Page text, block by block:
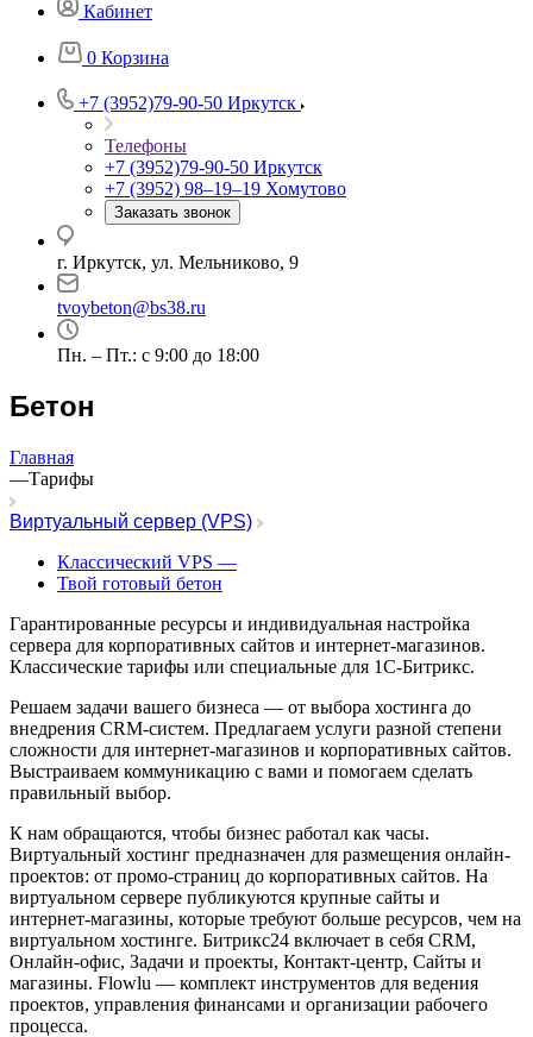
Кабинет
0 Корзина
+7 (3952)79-90-50 Иркутск
Телефоны
+7 (3952)79-90-50 Иркутск
+7 (3952) 98‒19‒19 Хомутово
Заказать звонок
г. Иркутск, ул. Мельниково, 9
tvoybeton@bs38.ru
Пн. – Пт.: с 9:00 до 18:00
Бетон
Главная
—Тарифы
Виртуальный сервер (VPS)
Классический VPS —
Твой готовый бетон
Гарантированные ресурсы и индивидуальная настройка
сервера для корпоративных сайтов и интернет-магазинов.
Классические тарифы или специальные для 1С-Битрикс.
Решаем задачи вашего бизнеса — от выбора хостинга до
внедрения CRM-систем. Предлагаем услуги разной степени
сложности для интернет-магазинов и корпоративных сайтов.
Выстраиваем коммуникацию с вами и помогаем сделать
правильный выбор.
К нам обращаются, чтобы бизнес работал как часы.
Виртуальный хостинг предназначен для размещения онлайн-
проектов: от промо-страниц до корпоративных сайтов. На
виртуальном сервере публикуются крупные сайты и
интернет-магазины, которые требуют больше ресурсов, чем на
виртуальном хостинге. Битрикс24 включает в себя CRM,
Онлайн-офис, Задачи и проекты, Контакт-центр, Сайты и
магазины. Flowlu — комплект инструментов для ведения
проектов, управления финансами и организации рабочего
процесса.